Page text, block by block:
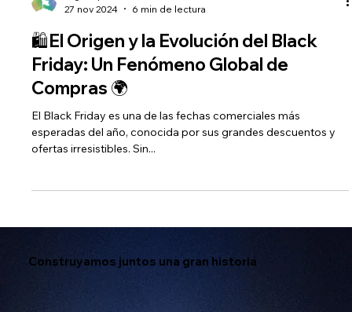
27 nov 2024
6 min de lectura
🛍️El Origen y la Evolución del Black
Friday: Un Fenómeno Global de
Compras 🌍
El Black Friday es una de las fechas comerciales más
Construyamos juntos una gran historia